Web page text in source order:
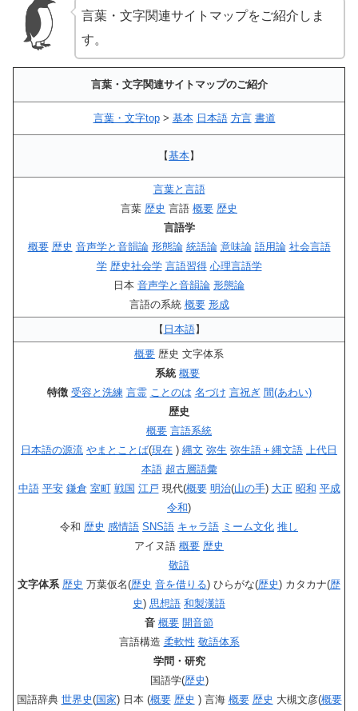
言葉・文字関連サイトマップをご紹介しま
す。
言葉・文字関連サイトマップのご紹介
言葉・文字top> 基本 日本語 方言 書道
【基本】
言葉と言語
言葉 歴史 言語 概要 歴史
言語学
概要 歴史 音声学と音韻論 形態論 統語論 意味論 語用論 社会言語
学 歴史社会学 言語習得 心理言語学
日本 音声学と音韻論 形態論
言語の系統 概要 形成
【 日本語】
概要 歴史 文字体系
系統 概要
特徴 受容と洗練 言霊 ことのは 名づけ 言祝ぎ 間(あわい)
歴史
概要 言語系統
日本語の源流 やまとことば(現在 ) 縄文 弥生 弥生語＋縄文語
上代日
本語 超古層語彙
中語 平安 鎌倉 室町 戦国 江戸 現代(概要 明治(山の手) 大正 昭和 平成
令和)
令和 歴史 感情語 SNS語 キャラ語 ミーム文化 推し
アイヌ語 概要 歴史
敬語
文字体系 歴史 万葉仮名(歴史 音を借りる) ひらがな(歴史) カタカナ(歴
史) 思想語 和製漢語
音 概要 開音節
言語構造 柔軟性 敬語体系
学問・研究
国語学(歴史)
国語辞典 世界史(国家) 日本 (概要 歴史 ) 言海 概要 歴史 大槻文彦(概要